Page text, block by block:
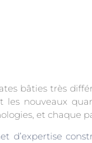
bâties très
les nouveaux
et chaque
d’expertise